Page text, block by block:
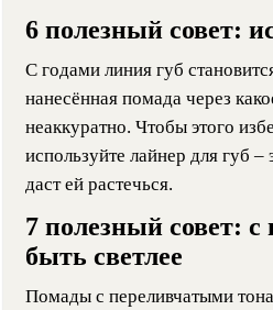
6 полезный совет:
С годами линия губ
нанесённая помада через
неаккуратно. Чтобы этого
используйте лайнер для губ
даст ей растечься.
7 полезный совет:
быть светлее
Помады с переливчатыми